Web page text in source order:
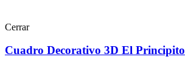
Cerrar
Cuadro Decorativo 3D El Principito